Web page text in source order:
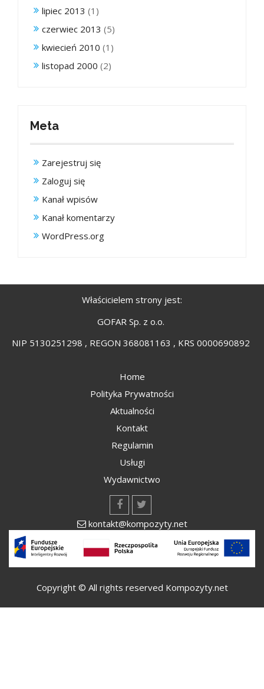
lipiec 2013 (1)
czerwiec 2013 (5)
kwiecień 2010 (1)
listopad 2000 (2)
Meta
Zarejestruj się
Zaloguj się
Kanał wpisów
Kanał komentarzy
WordPress.org
Właścicielem strony jest:
GOFAR Sp. z o.o.
NIP 5130251298 , REGON 368081163 , KRS 0000690892
Home
Polityka Prywatności
Aktualności
Kontakt
Regulamin
Usługi
Wydawnictwo
kontakt@kompozyty.net
Copyright © All rights reserved Kompozyty.net